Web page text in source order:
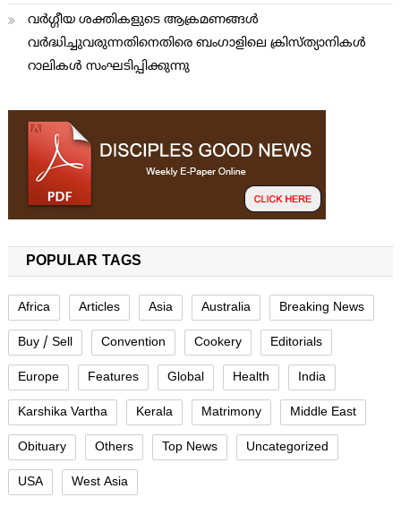
വര്‍ഗ്ഗീയ ശക്തികളുടെ ആക്രമണങ്ങള്‍
വര്‍ദ്ധിച്ചുവരുന്നതിനെതിരെ ബംഗാളിലെ ക്രിസ്ത്യാനികള്‍
റാലികള്‍ സംഘടിപ്പിക്കുന്നു
POPULAR TAGS
Africa Articles Asia Australia Breaking News
Buy / Sell Convention Cookery Editorials
Europe Features Global Health India
Karshika Vartha Kerala Matrimony Middle East
Obituary Others Top News Uncategorized
USA West Asia